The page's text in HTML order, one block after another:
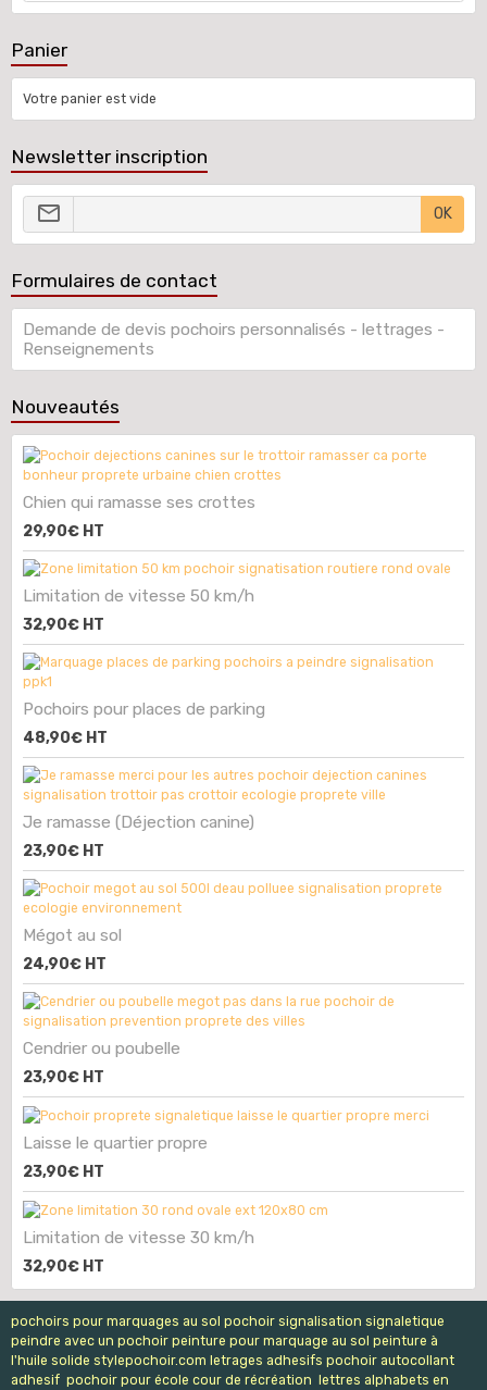
Panier
Votre panier est vide
Newsletter inscription
OK
Formulaires de contact
Demande de devis pochoirs personnalisés - lettrages -
Renseignements
Nouveautés
Chien qui ramasse ses crottes
29,90€ HT
Limitation de vitesse 50 km/h
32,90€ HT
Pochoirs pour places de parking
48,90€ HT
Je ramasse (Déjection canine)
23,90€ HT
Mégot au sol
24,90€ HT
Cendrier ou poubelle
23,90€ HT
Laisse le quartier propre
23,90€ HT
Limitation de vitesse 30 km/h
32,90€ HT
pochoirs pour marquages au sol pochoir signalisation signaletique
peindre avec un pochoir peinture pour marquage au sol peinture à
l'huile solide stylepochoir.com letrages adhesifs pochoir autocollant
adhesif pochoir pour école cour de récréation lettres alphabets en